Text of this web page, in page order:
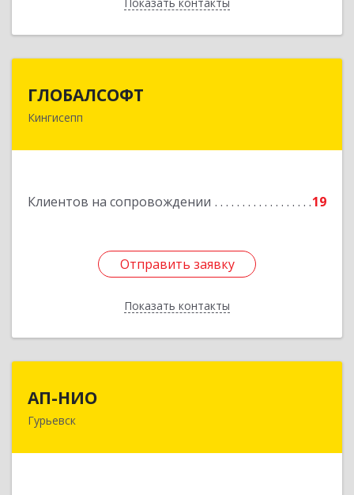
ГЛОБАЛСОФТ
Кингисепп
Клиентов на сопровождении 19
Отправить заявку
Показать контакты
188485, Ленинградская обл, Кингисеппский р-н,
Отправить заявку
Назад
АП-НИО
Гурьевск238300 Калининградская обл, Гурьевск г,